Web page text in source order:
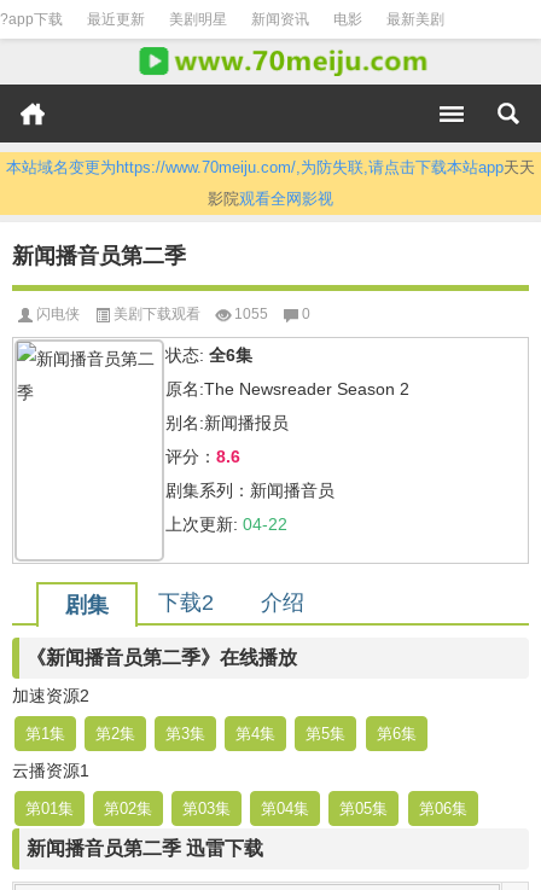
?app下载 最近更新 美剧明星 新闻资讯 电影 最新美剧
本站域名变更为https://www.70meiju.com/,为防失联,请点击下载本站app天天
影院观看全网影视
新闻播音员第二季
闪电侠 美剧下载观看 1055 0
状态: 全6集
原名:The Newsreader Season 2
别名:新闻播报员
评分： 8.6
剧集系列：新闻播音员
上次更新: 04-22
剧集 下载2 介绍
《新闻播音员第二季》在线播放
加速资源2
第1集 第2集 第3集 第4集 第5集 第6集
云播资源1
第01集 第02集 第03集 第04集 第05集 第06集
新闻播音员第二季 迅雷下载